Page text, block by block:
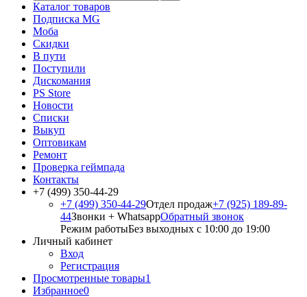
Каталог товаров
Подписка MG
Моба
Скидки
В пути
Поступили
Дискомания
PS Store
Новости
Списки
Выкуп
Оптовикам
Ремонт
Проверка геймпада
Контакты
+7 (499) 350-44-29
+7 (499) 350-44-29Отдел продаж+7 (925) 189-89-
44Звонки + WhatsappОбратный звонок
Режим работыБез выходных с 10:00 до 19:00
Личный кабинет
Вход
Регистрация
Просмотренные товары1
Избранное0